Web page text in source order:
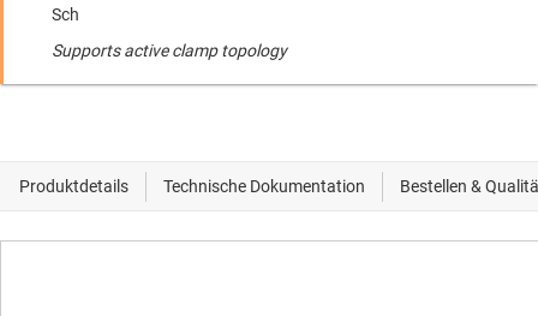
Sch
Supports active clamp topology